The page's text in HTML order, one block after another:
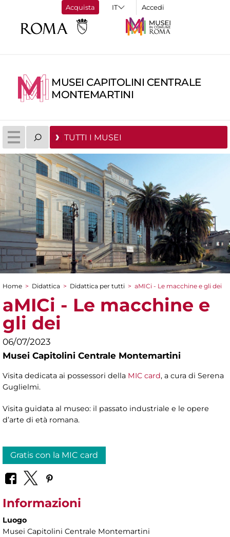
Acquista Accedi
MUSEI CAPITOLINI CENTRALE
MONTEMARTINI
TUTTI I MUSEI
Tu sei qui
Home > Didattica > Didattica per tutti > aMICi - Le macchine e gli dei
aMICi - Le macchine e
gli dei
06/07/2023
Musei Capitolini Centrale Montemartini
Visita dedicata ai possessori della MIC card, a cura di Serena
Guglielmi.
Visita guidata al museo: il passato industriale e le opere
d’arte di età romana.
Gratis con la MIC card
Informazioni
Luogo
Musei Capitolini Centrale Montemartini